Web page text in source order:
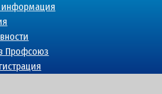
информация
Профсоюз